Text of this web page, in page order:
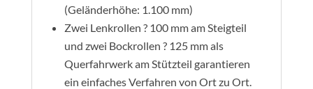
(Geländerhöhe: 1.100 mm)
Zwei Lenkrollen ? 100 mm am Steigteil
und zwei Bockrollen ? 125 mm als
Querfahrwerk am Stützteil garantieren
ein einfaches Verfahren von Ort zu Ort.